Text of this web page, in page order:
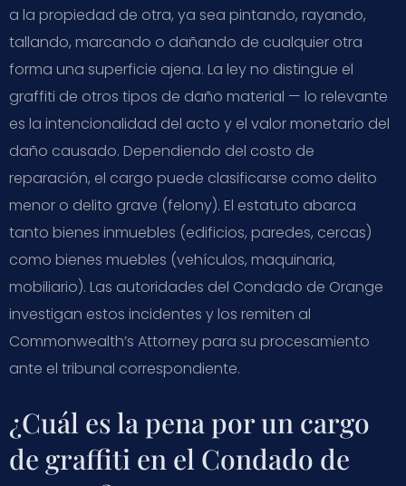
a la propiedad de otra, ya sea pintando, rayando,
tallando, marcando o dañando de cualquier otra
forma una superficie ajena. La ley no distingue el
graffiti de otros tipos de daño material — lo relevante
es la intencionalidad del acto y el valor monetario del
daño causado. Dependiendo del costo de
reparación, el cargo puede clasificarse como delito
menor o delito grave (felony). El estatuto abarca
tanto bienes inmuebles (edificios, paredes, cercas)
como bienes muebles (vehículos, maquinaria,
mobiliario). Las autoridades del Condado de Orange
investigan estos incidentes y los remiten al
Commonwealth’s Attorney para su procesamiento
ante el tribunal correspondiente.
¿Cuál es la pena por un cargo
de graffiti en el Condado de